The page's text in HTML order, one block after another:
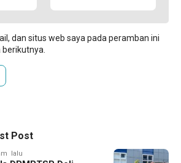
dan situs web saya pada peramban ini
Post
lalu